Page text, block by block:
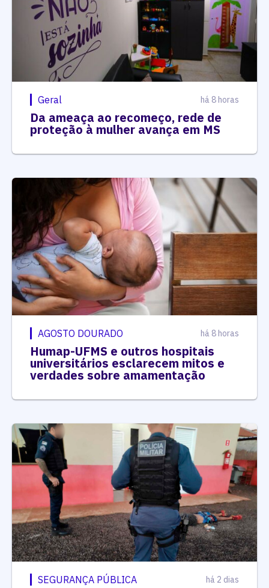
Geral há 8 horas
Da ameaça ao recomeço, rede de
proteção à mulher avança em MS
AGOSTO DOURADO há 8 horas
Humap-UFMS e outros hospitais
universitários esclarecem mitos e
verdades sobre amamentação
SEGURANÇA PÚBLICA há 2 dias